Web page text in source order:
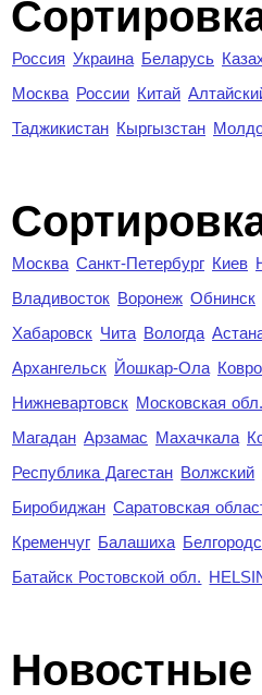
Россия Украина Беларусь
Москва России Китай
Таджикистан Кыргызстан
Москва Санкт-Петербург Киев
Владивосток Воронеж Обнинск
Хабаровск Чита Вологда
Архангельск Йошкар-Ола
Нижневартовск Московская обл.
Магадан Арзамас Махачкала
Республика Дагестан Волжский
Биробиджан Саратовская
Кременчуг Балашиха
Батайск Ростовской обл.
Новостные